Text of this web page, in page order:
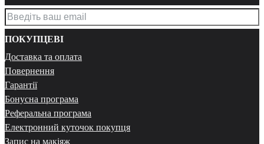
ПОКУПЦЕВІ
Доставка та оплата
Повернення
Гарантії
Бонусна програма
Реферальна програма
Електронний куточок покупця
Запис на макіяж